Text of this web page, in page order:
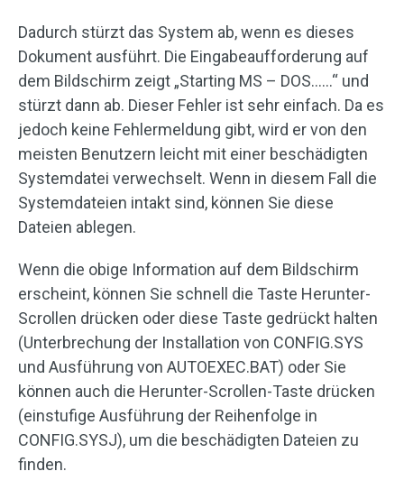
Dadurch stürzt das System ab, wenn es dieses
Dokument ausführt. Die Eingabeaufforderung auf
dem Bildschirm zeigt „Starting MS – DOS……“ und
stürzt dann ab. Dieser Fehler ist sehr einfach. Da es
jedoch keine Fehlermeldung gibt, wird er von den
meisten Benutzern leicht mit einer beschädigten
Systemdatei verwechselt. Wenn in diesem Fall die
Systemdateien intakt sind, können Sie diese
Dateien ablegen.
Wenn die obige Information auf dem Bildschirm
erscheint, können Sie schnell die Taste Herunter-
Scrollen drücken oder diese Taste gedrückt halten
(Unterbrechung der Installation von CONFIG.SYS
und Ausführung von AUTOEXEC.BAT) oder Sie
können auch die Herunter-Scrollen-Taste drücken
(einstufige Ausführung der Reihenfolge in
CONFIG.SYSJ), um die beschädigten Dateien zu
finden.